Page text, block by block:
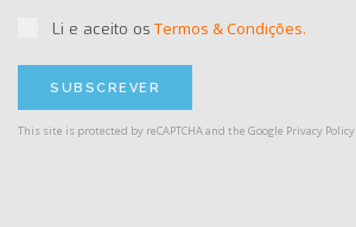
Li e aceito os Termos & Condições.
This site is protected by reCAPTCHA and the Google Privacy Policy